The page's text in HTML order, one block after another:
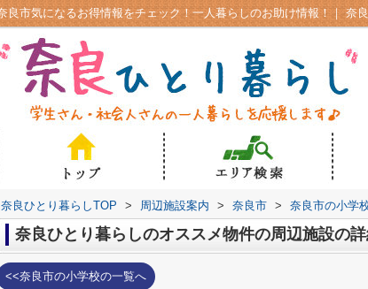
奈良ひとり暮らしTOP > 周辺施設案内 > 奈良市 > 奈良市の小学
奈良ひとり暮らしのオススメ物件の周辺施設の詳
<<奈良市の小学校の一覧へ